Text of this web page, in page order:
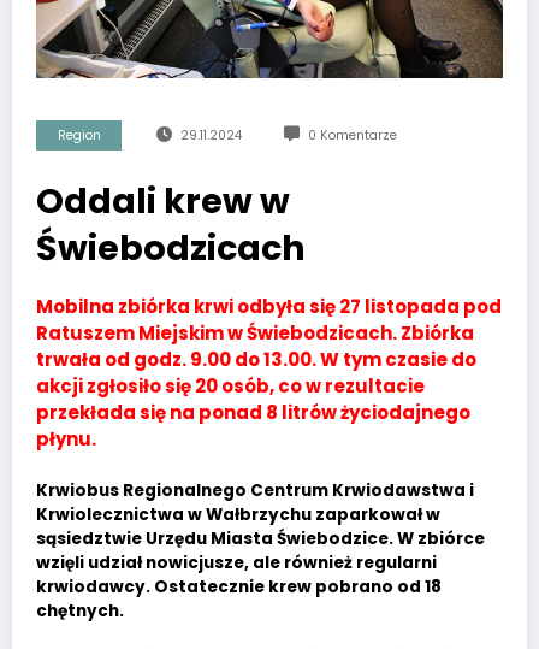
Region 29.11.2024 0 Komentarze
Oddali krew w
Świebodzicach
Mobilna zbiórka krwi odbyła się 27 listopada pod
Ratuszem Miejskim w Świebodzicach. Zbiórka
trwała od godz. 9.00 do 13.00. W tym czasie do
akcji zgłosiło się 20 osób, co w rezultacie
przekłada się na ponad 8 litrów życiodajnego
płynu.
Krwiobus Regionalnego Centrum Krwiodawstwa i
Krwiolecznictwa w Wałbrzychu zaparkował w
sąsiedztwie Urzędu Miasta Świebodzice. W zbiórce
wzięli udział nowicjusze, ale również regularni
krwiodawcy. Ostatecznie krew pobrano od 18
chętnych.